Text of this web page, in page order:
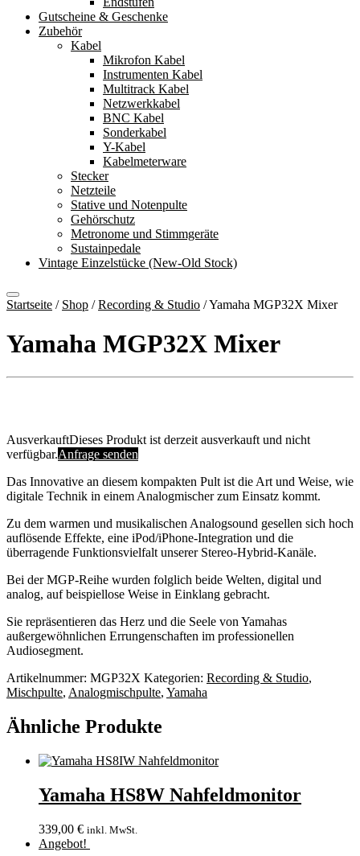
Gutscheine & Geschenke
Zubehör
Kabel
Mikrofon Kabel
Instrumenten Kabel
Multitrack Kabel
Netzwerkkabel
BNC Kabel
Sonderkabel
Y-Kabel
Kabelmeterware
Stecker
Netzteile
Stative und Notenpulte
Gehörschutz
Metronome und Stimmgeräte
Sustainpedale
Vintage Einzelstücke (New-Old Stock)
Startseite / Shop /Recording & Studio /Yamaha MGP32X Mixer
Yamaha MGP32X Mixer
AusverkauftDieses Produkt ist derzeit ausverkauft und nicht
verfügbar.Anfrage senden
Das Innovative an diesem kompakten Pult ist die Art und Weise, wie
digitale Technik in einem Analogmischer zum Einsatz kommt.
Zu dem warmen und musikalischen Analogsound gesellen sich hoch
auflösende Effekte, eine iPod/iPhone-Integration und die
überragende Funktionsvielfalt unserer Stereo-Hybrid-Kanäle.
Bei der MGP-Reihe wurden folglich beide Welten, digital und
analog, auf beispiellose Weise in Einklang gebracht.
Sie repräsentieren das Herz und die Seele von Yamahas
außergewöhnlichen Errungenschaften im professionellen
Audiosegment.
Artikelnummer: MGP32X Kategorien: Recording & Studio,
Mischpulte, Analogmischpulte, Yamaha
Ähnliche Produkte
Yamaha HS8W Nahfeldmonitor
339,00 € inkl. MwSt.
Angebot!